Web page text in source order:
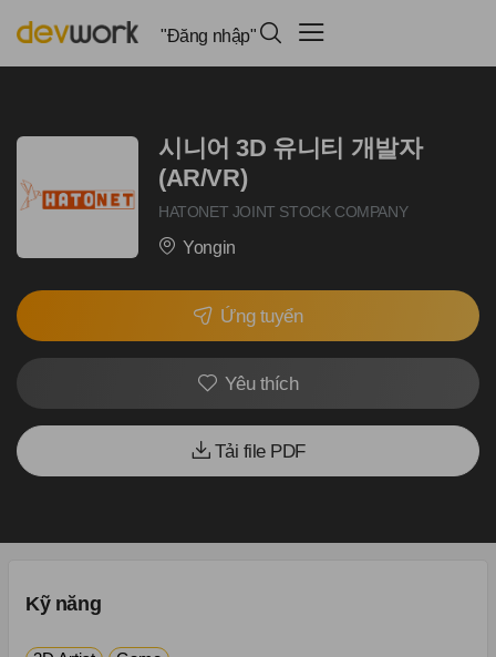
"Đăng nhập"
시니어 3D 유니티 개발자
(AR/VR)
HATONET JOINT STOCK COMPANY
Yongin
Ứng tuyển
Yêu thích
Tải file PDF
Kỹ năng